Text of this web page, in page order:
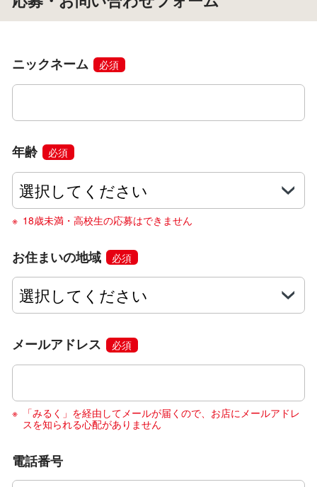
ニックネーム 必須
年齢 必須
18歳未満・高校生の応募はできません
お住まいの地域 必須
メールアドレス 必須
「みるく」を経由してメールが届くので、お店にメールアドレ
スを知られる心配がありません
電話番号